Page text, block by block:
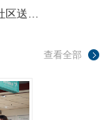
区送…
查看全部